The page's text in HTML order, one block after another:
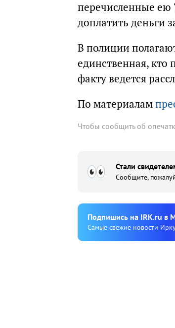
перечисленные ею
доплатить деньги
В полиции
единственная, кто
факту ведется
По материалам
Чтобы сообщить об
Стали
Сообщите,
Подпишиcь на IRK.ru в
Cамые свежие новости